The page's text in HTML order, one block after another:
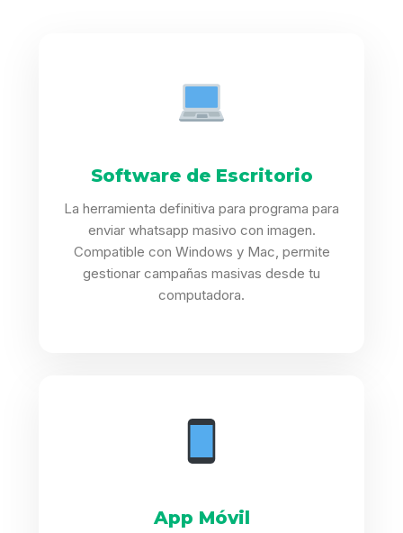
Software de Escritorio
La herramienta definitiva para programa para
enviar whatsapp masivo con imagen.
Compatible con Windows y Mac, permite
gestionar campañas masivas desde tu
computadora.
App Móvil